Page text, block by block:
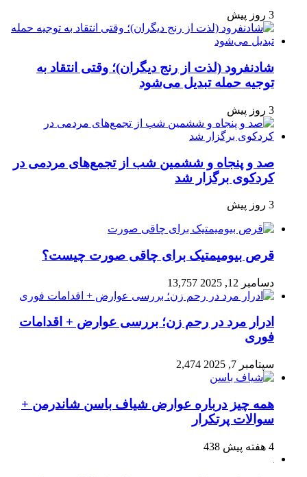
3 روز پیش
شادنفرود (لذت از رنج دیگران)؛ وقتی انتقاد به
توجیه حمله تبدیل می‌شود
3 روز پیش
صد و پنجاه‌ و ششمین شب از تجمع‌های مردمی در
کردکوی برگزار شد
3 روز پیش
قرص بیومیمتیک برای چاقی صورت چیست؟
دسامبر 12, 2025 13,757
ادرار مرد در رحم زن؛ بررسی عوارض + اقدامات
فوری
سپتامبر 7, 2025 2,474
همه چیز درباره عوارض شیاف باسن شاندرمن +
سوالات پرتکرار
4 هفته پیش 438